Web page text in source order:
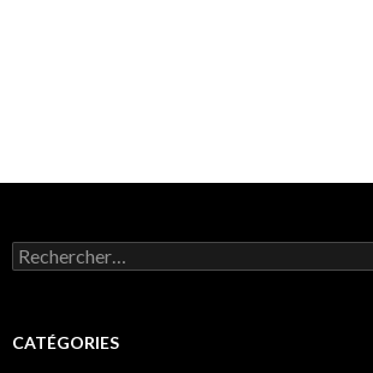
Rechercher :
CATÉGORIES